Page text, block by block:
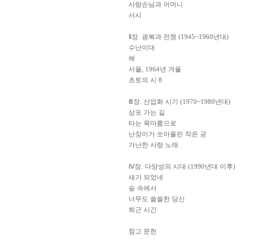
사랑손님과 어머니
서시
Ⅱ장. 광복과 전쟁 (1945~1960년대)
수난이대
해
서울, 1964년 겨울
초토의 시 8
Ⅲ장. 산업화 시기 (1970~1980년대)
삼포 가는 길
타는 목마름으로
난장이가 쏘아올린 작은 공
가난한 사랑 노래
Ⅳ장. 다양성의 시대 (1990년대 이후)
새가 되었네
숲 속에서
너무도 쓸쓸한 당신
퇴근 시간
참고 문헌